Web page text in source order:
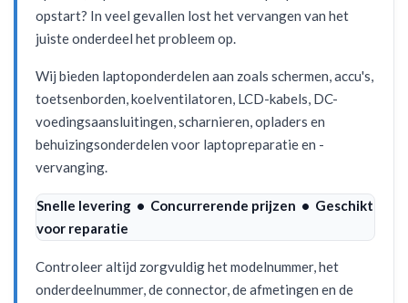
opstart? In veel gevallen lost het vervangen van het
juiste onderdeel het probleem op.
Wij bieden laptoponderdelen aan zoals schermen, accu's,
toetsenborden, koelventilatoren, LCD-kabels, DC-
voedingsaansluitingen, scharnieren, opladers en
behuizingsonderdelen voor laptopreparatie en -
vervanging.
Snelle levering • Concurrerende prijzen • Geschikt
voor reparatie
Controleer altijd zorgvuldig het modelnummer, het
onderdeelnummer, de connector, de afmetingen en de